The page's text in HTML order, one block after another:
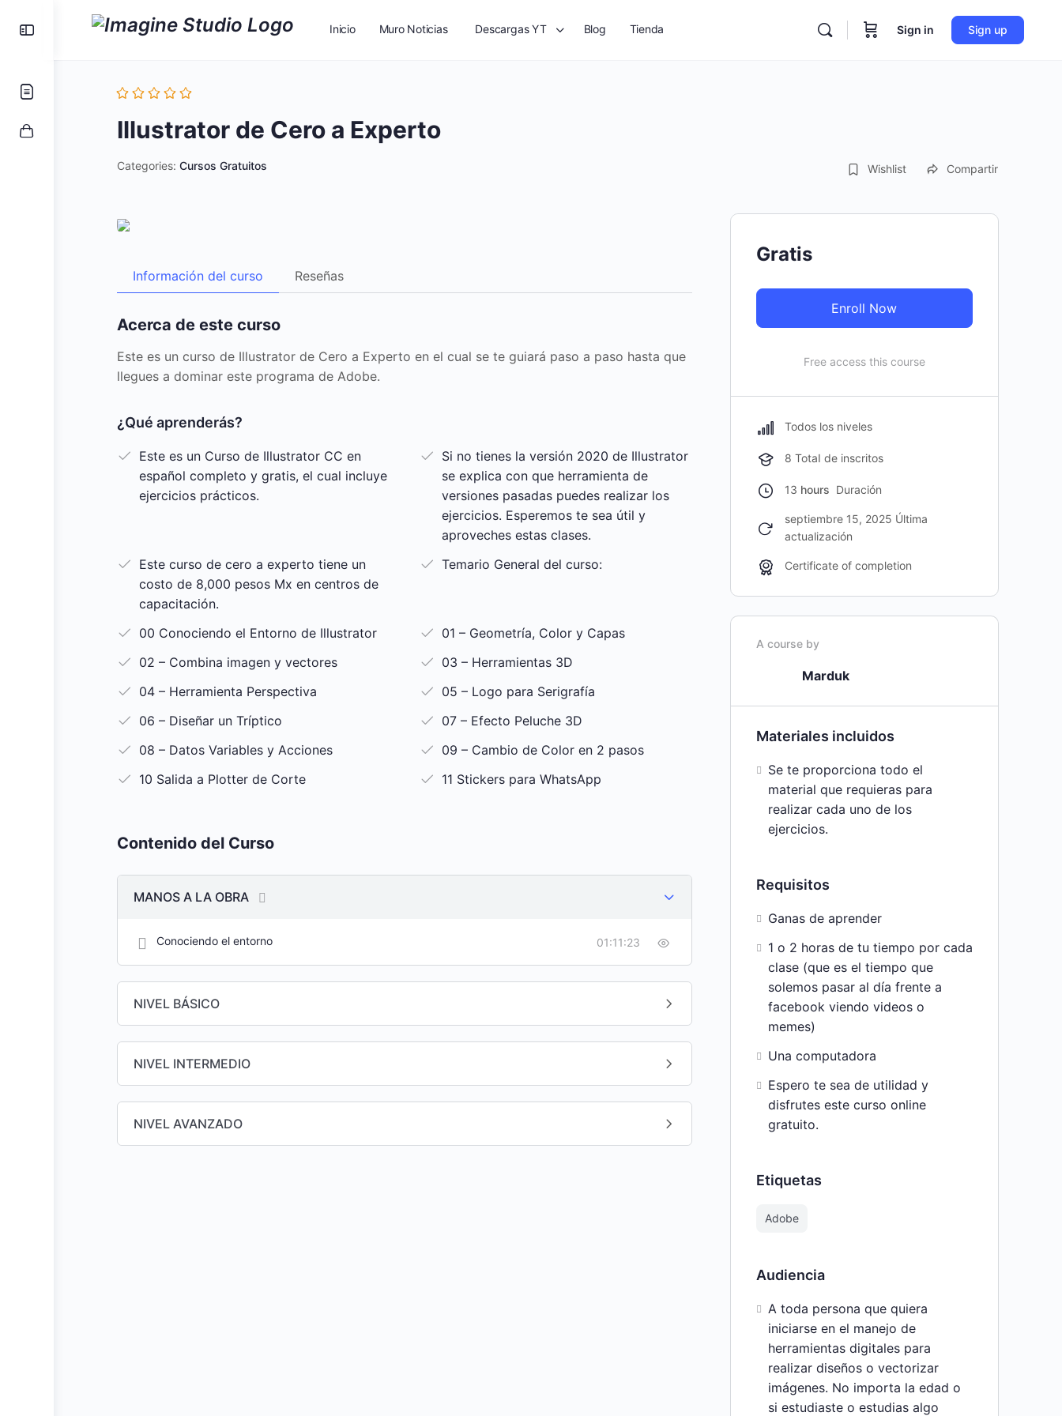
Inicio Muro Noticias Descargas YT Blog Tienda Sign in Sign up
Illustrator de Cero a Experto
Categories: Cursos Gratuitos Wishlist Compartir
Información del curso Reseñas
Acerca de este curso
Este es un curso de Illustrator de Cero a Experto en el cual se te guiará paso a paso hasta que
llegues a dominar este programa de Adobe.
¿Qué aprenderás?
Este es un Curso de Illustrator CC en
español completo y gratis, el cual incluye
ejercicios prácticos.
Si no tienes la versión 2020 de Illustrator
se explica con que herramienta de
versiones pasadas puedes realizar los
ejercicios. Esperemos te sea útil y
aproveches estas clases.
Este curso de cero a experto tiene un
costo de 8,000 pesos Mx en centros de
capacitación.
Temario General del curso:
00 Conociendo el Entorno de Illustrator
01 – Geometría, Color y Capas
02 – Combina imagen y vectores
03 – Herramientas 3D
04 – Herramienta Perspectiva
05 – Logo para Serigrafía
06 – Diseñar un Tríptico
07 – Efecto Peluche 3D
08 – Datos Variables y Acciones
09 – Cambio de Color en 2 pasos
10 Salida a Plotter de Corte
11 Stickers para WhatsApp
Contenido del Curso
MANOS A LA OBRA
Conociendo el entorno 01:11:23
NIVEL BÁSICO
NIVEL INTERMEDIO
NIVEL AVANZADO
Gratis
Enroll Now
Free access this course
Todos los niveles
8 TotaI de inscritos
13 hours Duración
septiembre 15, 2025 Última
actualización
Certificate of completion
A course by
Marduk
Materiales incluidos
Se te proporciona todo el
material que requieras para
realizar cada uno de los
ejercicios.
Requisitos
Ganas de aprender
1 o 2 horas de tu tiempo por cada
clase (que es el tiempo que
solemos pasar al día frente a
facebook viendo videos o
memes)
Una computadora
Espero te sea de utilidad y
disfrutes este curso online
gratuito.
Etiquetas
Adobe
Audiencia
A toda persona que quiera
iniciarse en el manejo de
herramientas digitales para
realizar diseños o vectorizar
imágenes. No importa la edad o
si estudiaste o estudias algo